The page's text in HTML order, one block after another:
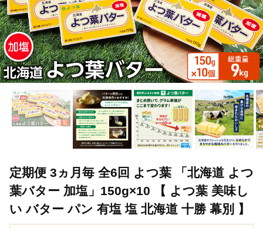
定期便 3ヵ月毎 全6回 よつ葉 「北海道 よつ
葉バター 加塩」150g×10 【 よつ葉 美味し
い バター パン 有塩 塩 北海道 十勝 幕別 】